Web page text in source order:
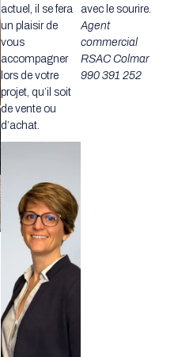
actuel, il se fera
un plaisir de
vous
accompagner
lors de votre
projet, qu’il soit
de vente ou
d’achat.
avec le sourire.
Agent
commercial
RSAC Colmar
990 391 252